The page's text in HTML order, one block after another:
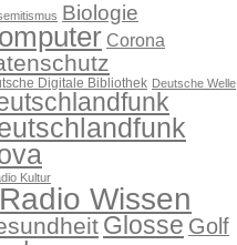
Biologie
Corona
Digitale Bibliothek Deutsche Welle
Kultur
Wissen
Glosse Golf